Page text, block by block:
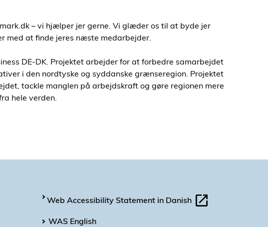
– vi hjælper jer gerne. Vi glæder os til at byde jer
med at finde jeres næste medarbejder.
DE-DK. Projektet arbejder for at forbedre samarbejdet
i den nordtyske og syddanske grænseregion. Projektet
tackle manglen på arbejdskraft og gøre regionen mere
hele verden.
Web Accessibility Statement in Danish
WAS English